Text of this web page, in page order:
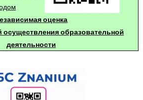
оценка
осуществления образовательной
деятельности